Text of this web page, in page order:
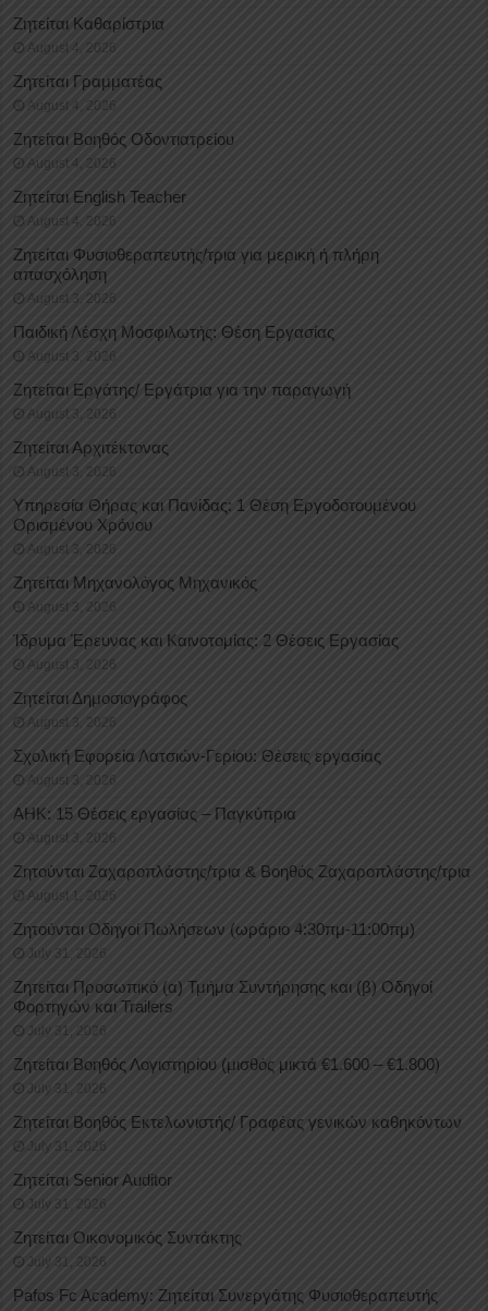
Ζητείται Καθαρίστρια
August 4, 2026
Ζητείται Γραμματέας
August 4, 2026
Ζητείται Βοηθός Οδοντιατρείου
August 4, 2026
Ζητείται English Teacher
August 4, 2026
Ζητείται Φυσιοθεραπευτής/τρια για μερική ή πλήρη
απασχόληση
August 3, 2026
Παιδική Λέσχη Μοσφιλωτής: Θέση Εργασίας
August 3, 2026
Ζητείται Εργάτης/ Εργάτρια για την παραγωγή
August 3, 2026
Ζητείται Αρχιτέκτονας
August 3, 2026
Υπηρεσία Θήρας και Πανίδας: 1 Θέση Eργοδοτουμένου
Oρισμένου Xρόνου
August 3, 2026
Ζητείται Μηχανολόγος Μηχανικός
August 3, 2026
Ίδρυμα Έρευνας και Καινοτομίας: 2 Θέσεις Εργασίας
August 3, 2026
Ζητείται Δημοσιογράφος
August 3, 2026
Σχολική Εφορεία Λατσιών-Γερίου: Θέσεις εργασίας
August 3, 2026
ΑΗΚ: 15 Θέσεις εργασίας – Παγκύπρια
August 3, 2026
Ζητούνται Ζαχαροπλάστης/τρια & Βοηθός Ζαχαροπλάστης/τρια
August 1, 2026
Ζητούνται Οδηγοί Πωλήσεων (ωράριο 4:30πμ-11:00πμ)
July 31, 2026
Ζητείται Προσωπικό (α) Τμήμα Συντήρησης και (β) Οδηγοί
Φορτηγών και Trailers
July 31, 2026
Ζητείται Βοηθός Λογιστηρίου (μισθός μικτά €1.600 – €1.800)
July 31, 2026
Ζητείται Βοηθός Εκτελωνιστής/ Γραφέας γενικών καθηκόντων
July 31, 2026
Ζητείται Senior Auditor
July 31, 2026
Ζητείται Οικονομικός Συντάκτης
July 31, 2026
Pafos Fc Academy: Ζητείται Συνεργάτης Φυσιοθεραπευτής